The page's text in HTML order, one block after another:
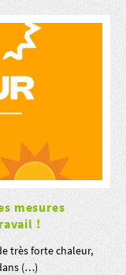
mesures
!
très forte chaleur,
(…)